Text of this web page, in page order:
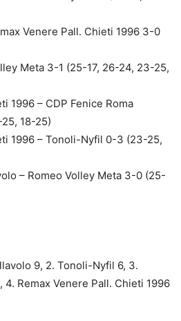
Venere Pall. Chieti 1996 3-0
Meta 3-1 (25-17, 26-24, 23-25,
1996 – CDP Fenice Roma
18-25)
1996 – Tonoli-Nyfil 0-3 (23-25,
– Romeo Volley Meta 3-0 (25-
9, 2. Tonoli-Nyfil 6, 3.
4. Remax Venere Pall. Chieti 1996